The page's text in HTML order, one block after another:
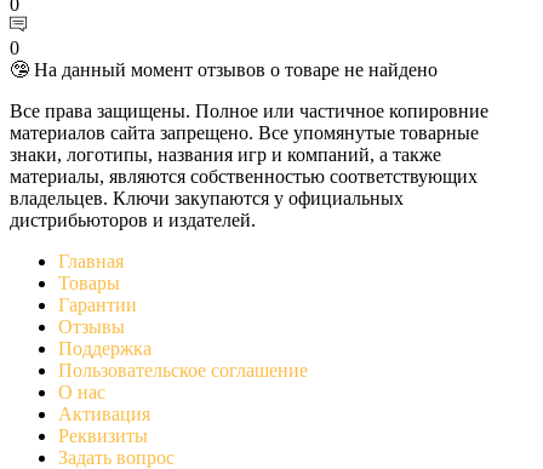
0
🤥 На данный момент отзывов о товаре не найдено
Все права защищены. Полное или частичное копировние
материалов сайта запрещено. Все упомянутые товарные
знаки, логотипы, названия игр и компаний, а также
материалы, являются собственностью соответствующих
владельцев. Ключи закупаются у официальных
дистрибьюторов и издателей.
Главная
Товары
Гарантии
Отзывы
Поддержка
Пользовательское соглашение
О нас
Активация
Реквизиты
Задать вопрос